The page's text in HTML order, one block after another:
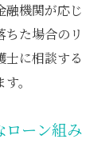
融機関が応じ
た場合のリ
に相談する
。
ローン組み